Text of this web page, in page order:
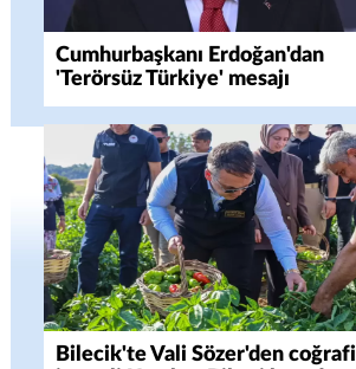
Cumhurbaşkanı Erdoğan'dan
'Terörsüz Türkiye' mesajı
Bilecik'te Vali Sözer'den coğrafi